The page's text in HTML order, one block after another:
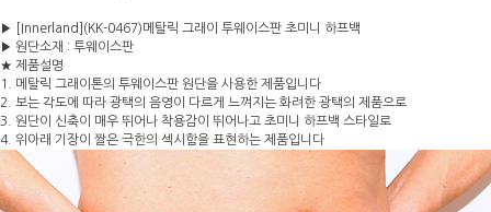
▶ [Innerland](KK-0467)메탈릭 그래이 투웨이스판 초미니 하프백
▶ 원단소재 : 투웨이스판
★ 제품설명
1. 메탈릭 그래이톤의 투웨이스판 원단을 사용한 제품입니다
2. 보는 각도에 따라 광택의 음영이 다르게 느껴지는 화려한 광택의 제품으로
3. 원단이 신축이 매우 뛰어나 착용감이 뛰어나고 초미니 하프백 스타일로
4. 위아래 기장이 짤은 극한의 섹시함을 표현하는 제품입니다